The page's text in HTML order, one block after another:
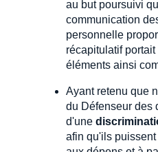
au but poursuivi
communication
personnelle
récapitulatif
éléments ainsi
Ayant retenu que
du Défenseur des
d'une
afin qu'ils